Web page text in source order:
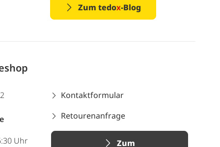
Zum tedox-Blog
Uhr
Kontaktformular
Retourenanfrage
Zum